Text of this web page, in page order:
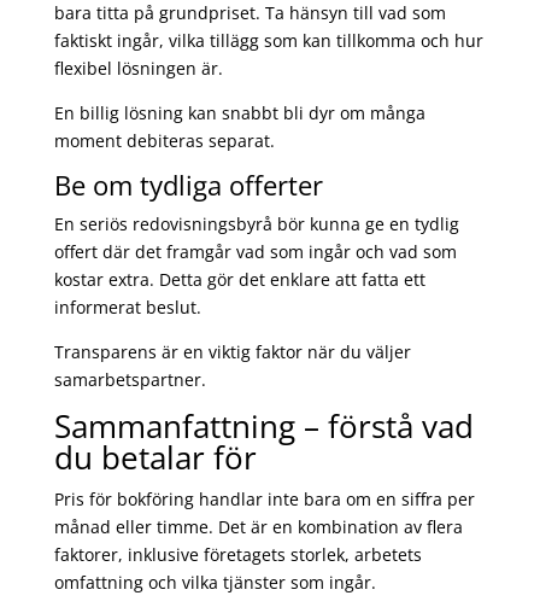
bara titta på grundpriset. Ta hänsyn till vad som
faktiskt ingår, vilka tillägg som kan tillkomma och hur
flexibel lösningen är.
En billig lösning kan snabbt bli dyr om många
moment debiteras separat.
Be om tydliga offerter
En seriös redovisningsbyrå bör kunna ge en tydlig
offert där det framgår vad som ingår och vad som
kostar extra. Detta gör det enklare att fatta ett
informerat beslut.
Transparens är en viktig faktor när du väljer
samarbetspartner.
Sammanfattning – förstå vad
du betalar för
Pris för bokföring handlar inte bara om en siffra per
månad eller timme. Det är en kombination av flera
faktorer, inklusive företagets storlek, arbetets
omfattning och vilka tjänster som ingår.